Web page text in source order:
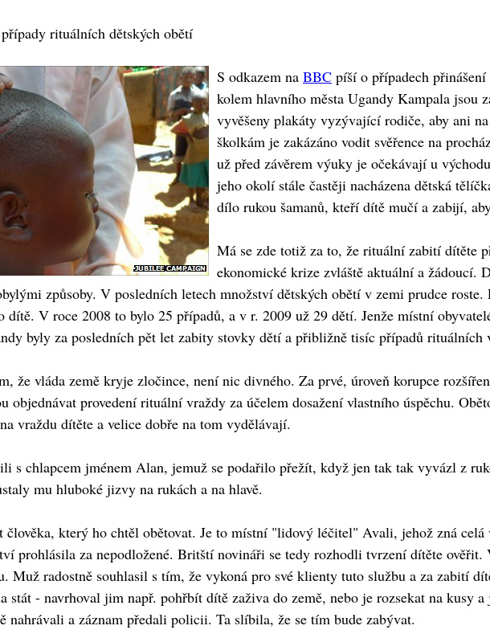
rituálních dětských obětí
S odkazem na BBC píší o případech
kolem hlavního města Ugandy Kampala jsou
vyvěšeny plakáty vyzývající rodiče, aby ani
školkám je zakázáno vodit svěřence na
už před závěrem výuky je očekávají u
jeho okolí stále častěji nacházena dětská
dílo rukou šamanů, kteří dítě mučí a zabijí,
Má se zde totiž za to, že rituální zabití dítěte
ekonomické krize zvláště aktuální a
způsoby. V posledních letech množství dětských obětí v zemi prudce
dítě. V roce 2008 to bylo 25 případů, a v r. 2009 už 29 dětí. Jenže místní
byly za posledních pět let zabity stovky dětí a přibližně tisíc případů rituálních
že vláda země kryje zločince, není nic divného. Za prvé, úroveň korupce
objednávat provedení rituální vraždy za účelem dosažení vlastního úspěchu.
vraždu dítěte a velice dobře na tom vydělávají.
s chlapcem jménem Alan, jemuž se podařilo přežít, když jen tak tak vyvázl z
mu hluboké jizvy na rukách a na hlavě.
který ho chtěl obětovat. Je to místní "lidový léčitel" Avali, jehož zná celá
prohlásila za nepodložené. Britští novináři se tedy rozhodli tvrzení dítěte
Muž radostně souhlasil s tím, že vykoná pro své klienty tuto službu a za zabití
stát - navrhoval jim např. pohřbít dítě zaživa do země, nebo je rozsekat na kusy
nahrávali a záznam předali policii. Ta slíbila, že se tím bude zabývat.